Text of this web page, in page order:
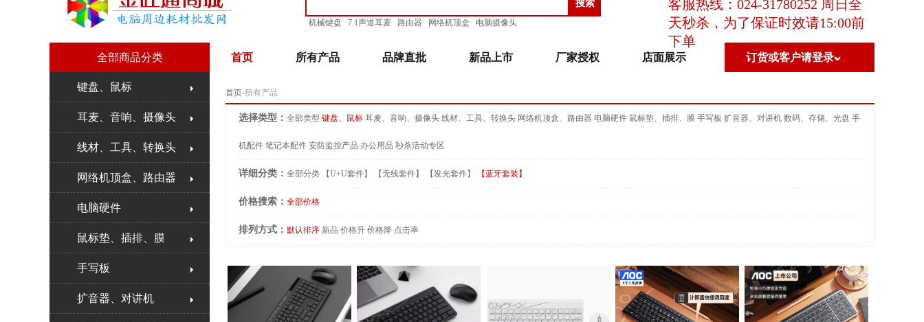
机械键盘 7.1声道耳麦 路由器 网络机顶盒 电脑摄像头
客服热线：024-31780252 周日全
天秒杀，为了保证时效请15:00前
下单
首页 所有产品 品牌直批 新品上市 厂家授权 店面展示 订货或客户请登录
全部商品分类
键盘、鼠标
耳麦、音响、摄像头
线材、工具、转换头
网络机顶盒、路由器
电脑硬件
鼠标垫、插排、膜
手写板
扩音器、对讲机
首页-所有产品
选择类型： 全部类型 键盘、鼠标 耳麦、音响、摄像头 线材、工具、转换头 网络机顶盒、路由器 电脑硬件 鼠标垫、插排、膜 手写板 扩音器、对讲机 数码、存储、光盘 手
机配件 笔记本配件 安防监控产品 办公用品 秒杀活动专区
详细分类： 全部分类 【U+U套件】 【无线套件】 【发光套件】 【蓝牙套装】
价格搜索： 全部价格
排列方式： 默认排序 新品 价格升 价格降 点击率